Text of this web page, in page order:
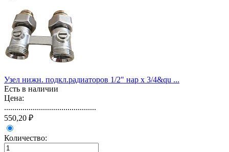
Узел нижн. подкл.радиаторов 1/2" нар х 3/4&qu ...
Есть в наличии
Цена:
.............................................
550,20 ₽
Количество: